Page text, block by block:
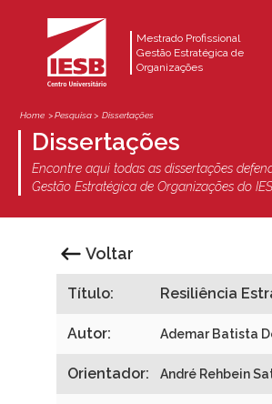
Mestrado Profissional
Gestão Estratégica de
Organizações
Home > Pesquisa > Dissertações
Dissertações
Encontre aqui todas as dissertações
Gestão Estratégica de Organizações do
Voltar
Título: Resiliência
Autor: Ademar Batista
Orientador: André Rehbein